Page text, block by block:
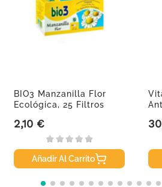
BIO3 Manzanilla Flor
Ecológica, 25 Filtros
Precio
2,10 €
Añadir Al Carrito